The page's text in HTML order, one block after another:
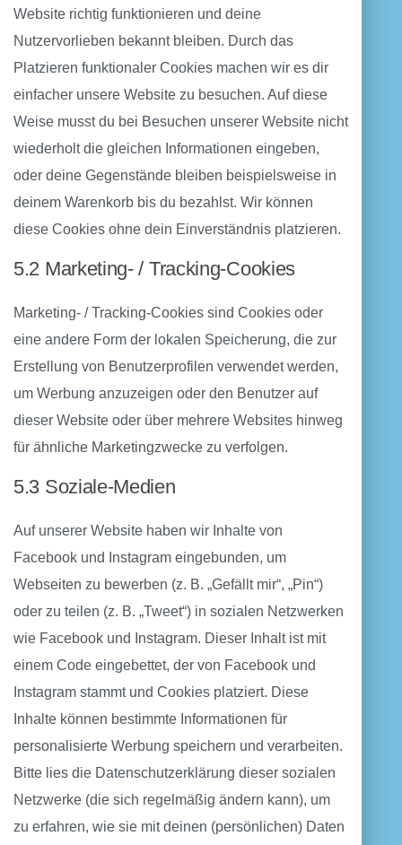
Website richtig funktionieren und deine
Nutzervorlieben bekannt bleiben. Durch das
Platzieren funktionaler Cookies machen wir es dir
einfacher unsere Website zu besuchen. Auf diese
Weise musst du bei Besuchen unserer Website nicht
wiederholt die gleichen Informationen eingeben,
oder deine Gegenstände bleiben beispielsweise in
deinem Warenkorb bis du bezahlst. Wir können
diese Cookies ohne dein Einverständnis platzieren.
5.2 Marketing- / Tracking-Cookies
Marketing- / Tracking-Cookies sind Cookies oder
eine andere Form der lokalen Speicherung, die zur
Erstellung von Benutzerprofilen verwendet werden,
um Werbung anzuzeigen oder den Benutzer auf
dieser Website oder über mehrere Websites hinweg
für ähnliche Marketingzwecke zu verfolgen.
5.3 Soziale-Medien
Auf unserer Website haben wir Inhalte von
Facebook und Instagram eingebunden, um
Webseiten zu bewerben (z. B. „Gefällt mir“, „Pin“)
oder zu teilen (z. B. „Tweet“) in sozialen Netzwerken
wie Facebook und Instagram. Dieser Inhalt ist mit
einem Code eingebettet, der von Facebook und
Instagram stammt und Cookies platziert. Diese
Inhalte können bestimmte Informationen für
personalisierte Werbung speichern und verarbeiten.
Bitte lies die Datenschutzerklärung dieser sozialen
Netzwerke (die sich regelmäßig ändern kann), um
zu erfahren, wie sie mit deinen (persönlichen) Daten